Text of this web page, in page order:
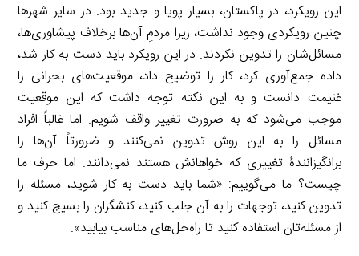
این رویکرد، در پاکستان، بسیار پویا و جدید بود. در سایر شهرها
چنین رویکردی وجود نداشت، زیرا مردمِ آن‌ها برخلاف پیشاوری‌ها،
مسائل‌شان را تدوین نکردند. در این رویکرد باید دست به کار شد،
داده جمع‌آوری کرد، کار را توضیح داد، موقعیت‌های بحرانی را
غنیمت دانست و به این نکته توجه داشت که این موقعیت
موجب می‌شود که به ضرورت تغییر واقف شویم. اما غالباً افراد
مسائل را به این روش تدوین نمی‌کنند و ضرورتاً آن‌ها را
برانگیزانندۀ تغییری که خواهانش هستند نمی‌دانند. اما حرف ما
چیست؟ ما می‌گوییم: «شما باید دست به کار شوید، مسئله را
تدوین کنید، توجهات را به آن جلب کنید، کنشگران را بسیج کنید و
از مسئله‌تان استفاده کنید تا راه‌حل‌های مناسب بیابید».